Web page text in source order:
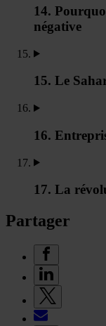
14.
négative
15. Le
16.
17. La
Partager